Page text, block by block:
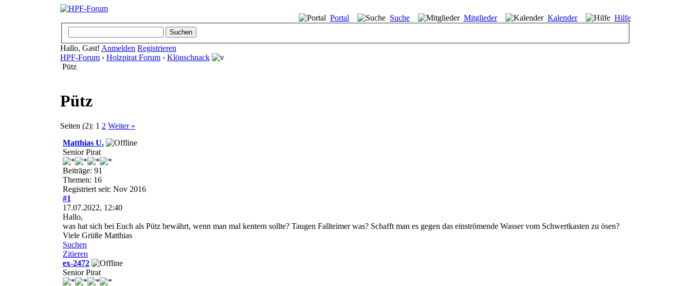
Portal Suche Mitglieder Kalender Hilfe
Hallo, Gast! Anmelden Registrieren
HPF-Forum › Holzpirat Forum › Klönschnack
Pütz
Pütz
Seiten (2): 1 2 Weiter »
Matthias U.
Senior Pirat
Beiträge: 91
Themen: 16
Registriert seit: Nov 2016
#1
17.07.2022, 12:40
Hallo,
was hat sich bei Euch als Pütz bewährt, wenn man mal kentern sollte? Taugen Fallteimer was? Schafft man es gegen das einströmende Wasser vom Schwertkasten zu ösen?
Viele Grüße Matthias
Suchen
Zitieren
ex-2472
Senior Pirat